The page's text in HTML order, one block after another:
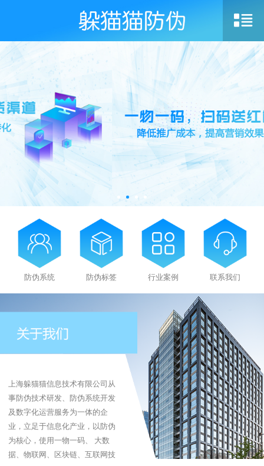
防伪系统 防伪标签 行业案例 联系我们
上海躲猫猫信息技术有限公司从
事防伪技术研发、防伪系统开发
及数字化运营服务为一体的企
业，立足于信息化产业，以防伪
为核心，使用一物一码、 大数
据、物联网、区块链、互联网技